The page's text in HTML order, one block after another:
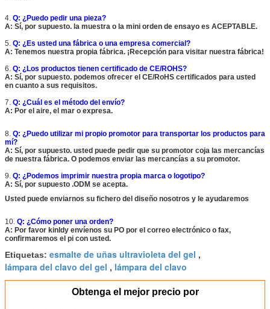
4. Q: ¿Puedo pedir una pieza?
A: Sí, por supuesto. la muestra o la mini orden de ensayo es ACEPTABLE.
5. Q: ¿Es usted una fábrica o una empresa comercial?
A: Tenemos nuestra propia fábrica. ¡Recepción para visitar nuestra fábrica!
6. Q: ¿Los productos tienen certificado de CE/ROHS?
A: Sí, por supuesto. podemos ofrecer el CE/RoHS certificados para usted
en cuanto a sus requisitos.
7. Q: ¿Cuál es el método del envío?
A: Por el aire, el mar o expresa.
8. Q: ¿Puedo utilizar mi propio promotor para transportar los productos para
mí?
A: Sí, por supuesto. usted puede pedir que su promotor coja las mercancías
de nuestra fábrica. O podemos enviar las mercancías a su promotor.
9. Q: ¿Podemos imprimir nuestra propia marca o logotipo?
A: Sí, por supuesto .ODM se acepta.
Usted puede enviarnos su fichero del diseño nosotros y le ayudaremos
10. Q: ¿Cómo poner una orden?
A: Por favor kinldy envíenos su PO por el correo electrónico o fax,
confirmaremos el pi con usted.
Etiquetas: esmalte de uñas ultravioleta del gel ,
lámpara del clavo del gel , lámpara del clavo
Obtenga el mejor precio por